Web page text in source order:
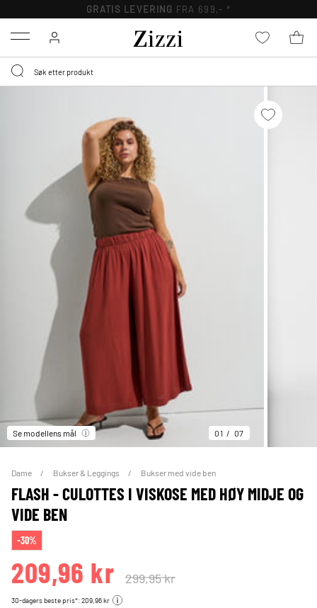
GRATIS LEVERING FRA 699,- *
Menu
Se modellens mål 01 07
Dame Bukser & Leggings Bukser med vide ben
FLASH - CULOTTES I VISKOSE MED HØY MIDJE OG
VIDE BEN
-30%
209,96 kr 299,95 kr
30-dagers beste pris*: 209,96 kr